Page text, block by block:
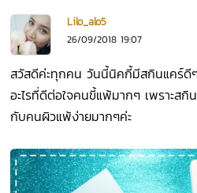
Lilo_alo5
26/09/2018 19:07
สวัสดีค่ะทุกคน วันนี้นิคกี้มีสกินแคร์ดี
อะไรที่ดีต่อใจคนขี้แพ้มากๆ เพราะสกิ
กับคนผิวแพ้ง่ายมากๆค่ะ